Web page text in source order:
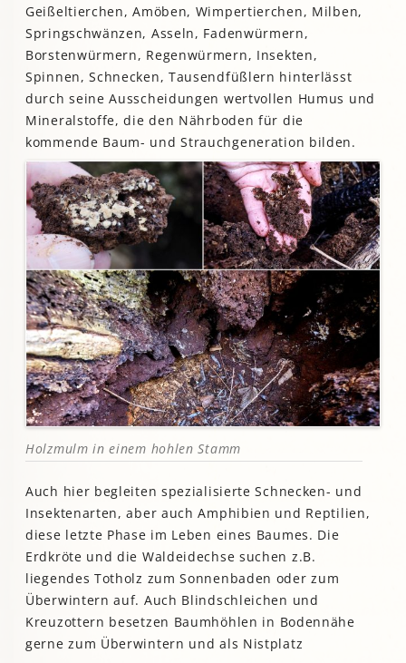
Geißeltierchen, Amöben, Wimpertierchen, Milben,
Springschwänzen, Asseln, Fadenwürmern,
Borstenwürmern, Regenwürmern, Insekten,
Spinnen, Schnecken, Tausendfüßlern hinterlässt
durch seine Ausscheidungen wertvollen Humus und
Mineralstoffe, die den Nährboden für die
kommende Baum- und Strauchgeneration bilden.
Holzmulm in einem hohlen Stamm
Auch hier begleiten spezialisierte Schnecken- und
Insektenarten, aber auch Amphibien und Reptilien,
diese letzte Phase im Leben eines Baumes. Die
Erdkröte und die Waldeidechse suchen z.B.
liegendes Totholz zum Sonnenbaden oder zum
Überwintern auf. Auch Blindschleichen und
Kreuzottern besetzen Baumhöhlen in Bodennähe
gerne zum Überwintern und als Nistplatz